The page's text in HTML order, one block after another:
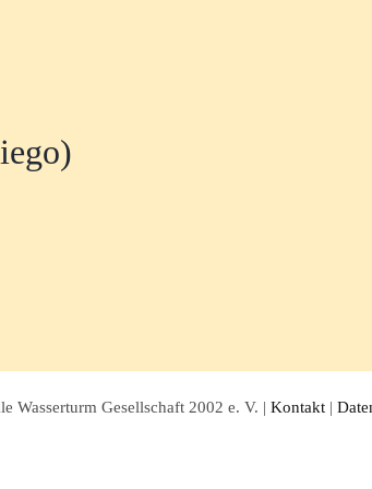
Wasserturm Gesellschaft 2002 e. V. | Kontakt |